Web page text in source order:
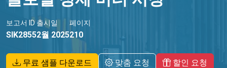
보고서 ID
SIK2855
출시일
2월 2025
페이지
210
무료 샘플 다운로드 맞춤 요청 할인 요청